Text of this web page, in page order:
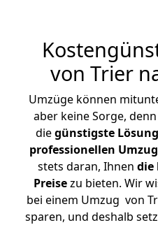
von Trier
Umzüge können
aber keine Sorge,
diegünstigste Lösung
professionellen
stets daran, Ihnen die
Preisezu bieten. Wir
bei einem Umzug von
sparen, und deshalb